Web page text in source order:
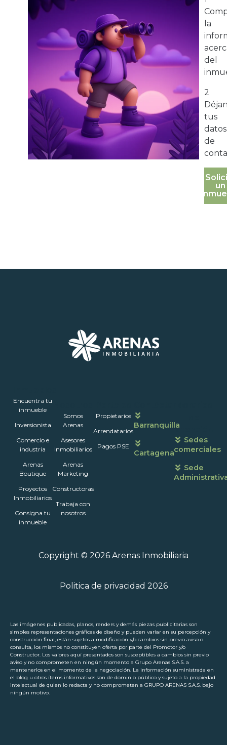
la
del
2
tus
datos
de
un
Encuentra tu
inmueble
Inversionista
Comercio e
industria
Arenas
Boutique
Proyectos
Inmobiliarios
Consigna tu
inmueble
Somos
Arenas
Asesores
Inmobiliarios
Arenas
Marketing
Constructoras
Trabaja con
nosotros
Propietarios
Arrendatarios
Pagos PSE
Barranquilla
Cartagena
atención
Sedes
comerciales
Sede
Copyright © 2026 Arenas Inmobiliaria
Politica de privacidad 2026
Las imágenes publicadas, planos, renders y demás piezas publicitarias son
simples representaciones gráficas de diseño y pueden variar en su percepción y
construcción final, están sujetos a modificación y/o cambios sin previo aviso o
consulta, los mismos no constituyen oferta por parte del Promotor y/o
Constructor. Los valores aquí presentados son susceptibles a cambios sin previo
aviso y no comprometen en ningún momento a Grupo Arenas S.A.S. a
mantenerlos en el momento de la negociación. La información suministrada en
el blog u otros ítems informativos son de dominio público y sujeto a la propiedad
intelectual de quien lo redacta y no comprometen a GRUPO ARENAS S.A.S. bajo
ningún motivo.